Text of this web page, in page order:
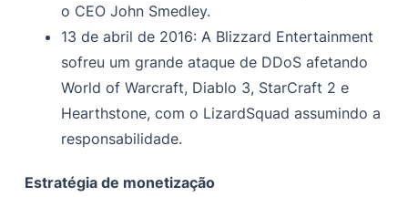
o CEO John Smedley.
13 de abril de 2016: A Blizzard Entertainment
sofreu um grande ataque de DDoS afetando
World of Warcraft, Diablo 3, StarCraft 2 e
Hearthstone, com o LizardSquad assumindo a
responsabilidade.
Estratégia de monetização